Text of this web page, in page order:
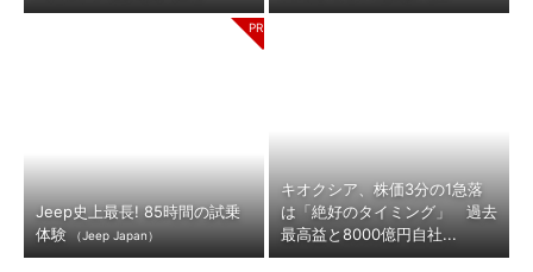
Jeep史上最長! 85時間の試乗
体験
（Jeep Japan）
キオクシア、株価3分の1急落
は「絶好のタイミング」 過去
最高益と8000億円自社...